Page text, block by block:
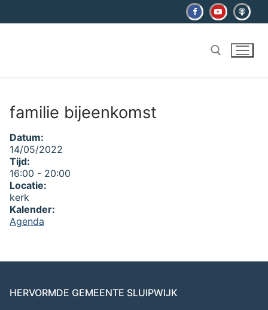
naar
familie bijeenkomst
Datum:
14/05/2022
Tijd:
16:00 - 20:00
Locatie:
kerk
Kalender:
Agenda
HERVORMDE GEMEENTE SLUIPWIJK